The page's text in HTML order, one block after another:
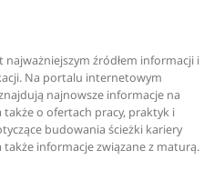
źródłem informacji i
Na portalu internetowym
najnowsze informacje na
także o ofertach pracy, praktyk i
budowania ścieżki kariery
informacje związane z maturą.